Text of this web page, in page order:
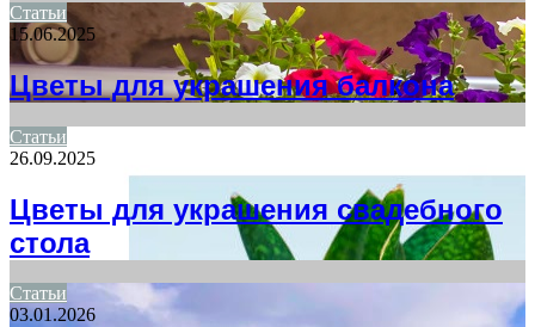
Статьи
15.06.2025
Цветы для украшения балкона
Статьи
26.09.2025
Цветы для украшения свадебного
стола
Статьи
03.01.2026